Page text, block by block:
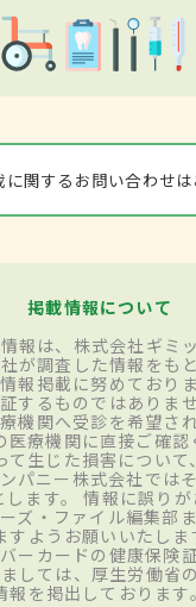
に関するお問い合わせは
掲載情報について
報は、株式会社ギミ
が調査した情報をも
報掲載に努めており
するものではありませ
機関へ受診を希望さ
医療機関に直接ご確認
て生じた損害について
パニー株式会社では
ます。 情報に誤り
ズ・ファイル編集部
すようお願いいたしま
ーカードの健康保険
しては、厚生労働省
報を掲出しております。